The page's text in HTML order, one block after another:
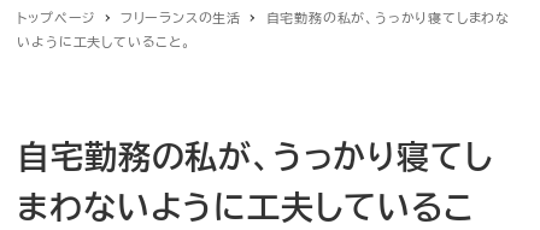
トップページ フリーランスの生活
自宅勤務の私が、うっかり寝てしまわな
いように工夫していること。
自宅勤務の私が、うっかり寝てし
まわないように工夫しているこ